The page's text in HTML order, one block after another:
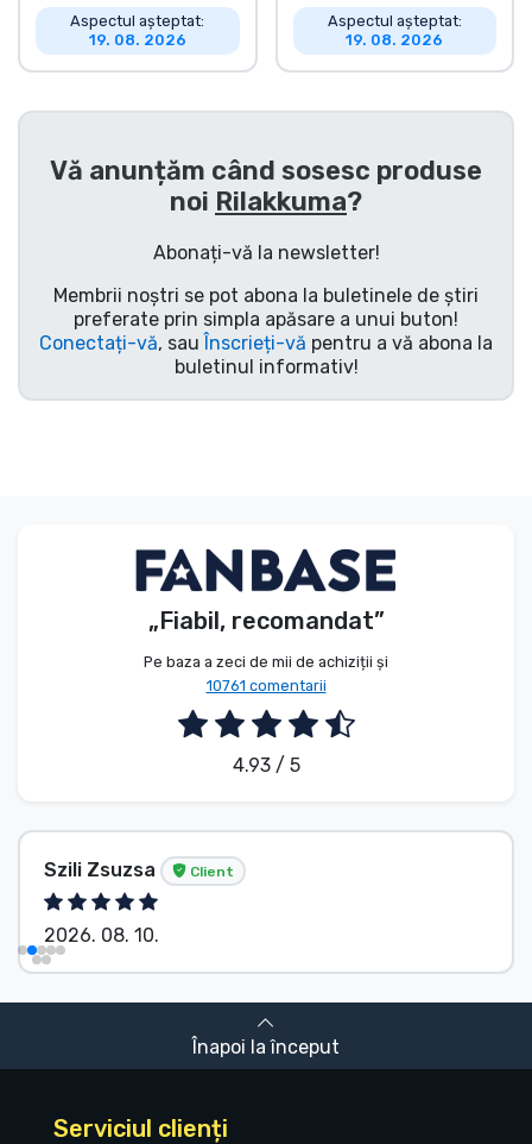
Aspectul așteptat:
19. 08. 2026
Aspectul așteptat:
19. 08. 2026
Vă anunțăm când sosesc produse
noi Rilakkuma?
Abonați-vă la newsletter!
Membrii noștri se pot abona la buletinele de știri
preferate prin simpla apăsare a unui buton!
Conectați-vă, sauÎnscrieți-vă pentru a vă abona la
buletinul informativ!
„Fiabil, recomandat”
Pe baza a zeci de mii de achiziții și
10761 comentarii
4.93 / 5
Szili Zsuzsa Client
2026. 08. 10.
Înapoi la început
Serviciul clienți